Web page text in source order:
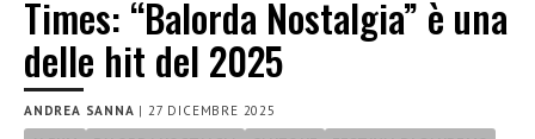
Times: “Balorda Nostalgia” è una
delle hit del 2025
ANDREA SANNA |27 DICEMBRE 2025